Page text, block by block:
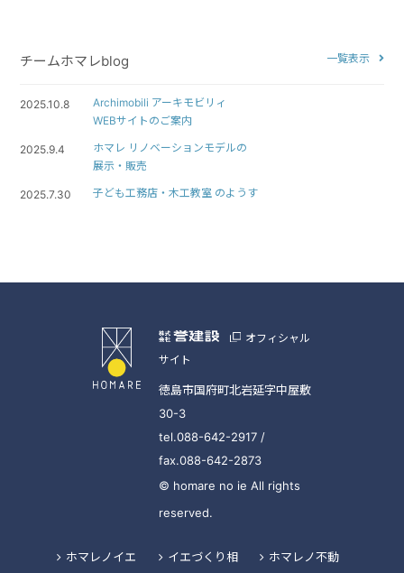
チームホマレblog 一覧表示
2025.10.8
Archimobili アーキモビリィ
WEBサイトのご案内
2025.9.4
ホマレ リノベーションモデルの
展示・販売
2025.7.30 子ども工務店・木工教室 のようす
オフィシャル
サイト
徳島市国府町北岩延字中屋敷
30-3
tel.088-642-2917 /
fax.088-642-2873
© homare no ie All rights
reserved.
ホマレノイエ イエづくり相 ホマレノ不動